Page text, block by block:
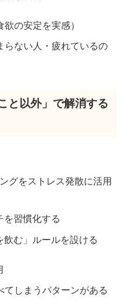
の安定を実感）
らない人・疲れているの
と以外」で解消する
グをストレス発散に活用
を習慣化する
飲む」ルールを設ける
てしまうパターンがある